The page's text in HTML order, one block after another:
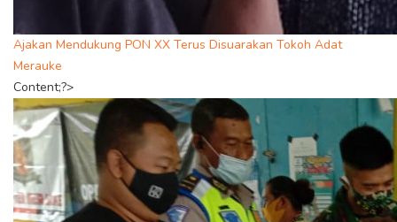
Ajakan Mendukung PON XX Terus Disuarakan Tokoh Adat
Merauke
Content;?>